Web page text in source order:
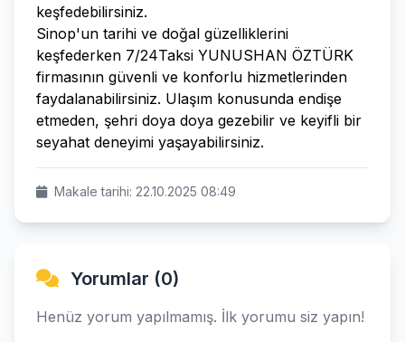
keşfedebilirsiniz.
Sinop'un tarihi ve doğal güzelliklerini
keşfederken 7/24Taksi YUNUSHAN ÖZTÜRK
firmasının güvenli ve konforlu hizmetlerinden
faydalanabilirsiniz. Ulaşım konusunda endişe
etmeden, şehri doya doya gezebilir ve keyifli bir
seyahat deneyimi yaşayabilirsiniz.
Makale tarihi: 22.10.2025 08:49
Yorumlar (0)
Henüz yorum yapılmamış. İlk yorumu siz yapın!